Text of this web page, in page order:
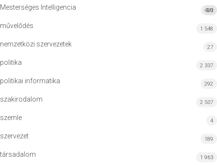
Mesterséges Intelligencia MI
420
művelődés 1 548
nemzetközi szervezetek 27
politika 2 337
politikai informatika 292
szakirodalom 2 507
szemle 4
szervezet 189
társadalom 1 963